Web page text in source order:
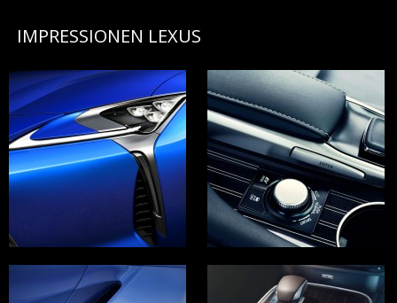
IMPRESSIONEN LEXUS